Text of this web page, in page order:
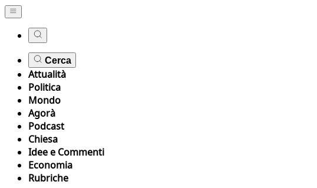
Cerca
Attualità
Politica
Mondo
Agorà
Podcast
Chiesa
Idee e Commenti
Economia
Rubriche